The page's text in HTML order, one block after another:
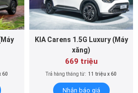
60
xăng)
669 triệu
Trả hàng tháng từ: 11 triệu x 60
Nhận báo giá
Đăng ký lái thử